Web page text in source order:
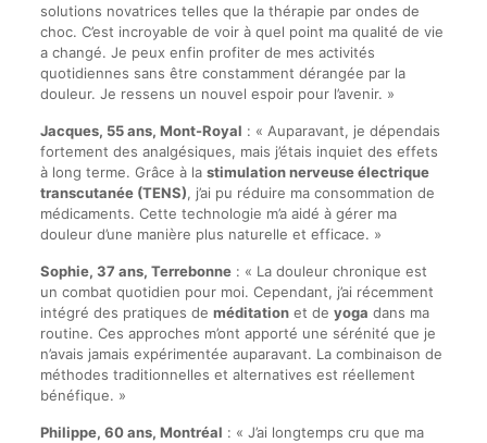
solutions novatrices telles que la thérapie par ondes de
choc. C’est incroyable de voir à quel point ma qualité de vie
a changé. Je peux enfin profiter de mes activités
quotidiennes sans être constamment dérangée par la
douleur. Je ressens un nouvel espoir pour l’avenir. »
Jacques, 55 ans, Mont-Royal : « Auparavant, je dépendais
fortement des analgésiques, mais j’étais inquiet des effets
à long terme. Grâce à la stimulation nerveuse électrique
transcutanée (TENS), j’ai pu réduire ma consommation de
médicaments. Cette technologie m’a aidé à gérer ma
douleur d’une manière plus naturelle et efficace. »
Sophie, 37 ans, Terrebonne: « La douleur chronique est
un combat quotidien pour moi. Cependant, j’ai récemment
intégré des pratiques de méditationet de yoga dans ma
routine. Ces approches m’ont apporté une sérénité que je
n’avais jamais expérimentée auparavant. La combinaison de
méthodes traditionnelles et alternatives est réellement
bénéfique. »
Philippe, 60 ans, Montréal : « J’ai longtemps cru que ma